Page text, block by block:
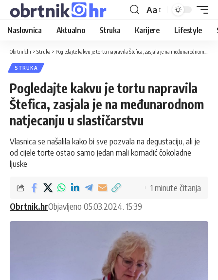
Aa
Naslovnica Aktualno Struka Karijere Lifestyle
Obrtnik.hr > Struka > Pogledajte kakvu je tortu napravila Štefica, zasjala je na međunarodnom natjecanju u slastičarstvu
STRUKA
Pogledajte kakvu je tortu napravila
Štefica, zasjala je na međunarodnom
natjecanju u slastičarstvu
Vlasnica se našalila kako bi sve pozvala na degustaciju, ali je
od cijele torte ostao samo jedan mali komadić čokoladne
ljuske
Obrtnik.hrObjavljeno 05.03.2024. 15:39
1 minute čitanja